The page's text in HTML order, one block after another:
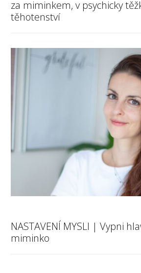
za miminkem, v psychicky
těhotenství
NASTAVENÍ MYSLI | Vypni
miminko